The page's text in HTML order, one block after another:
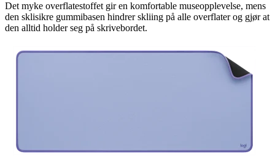
Det myke overflatestoffet gir en komfortable museopplevelse, mens
den sklisikre gummibasen hindrer skliing på alle overflater og gjør at
den alltid holder seg på skrivebordet.